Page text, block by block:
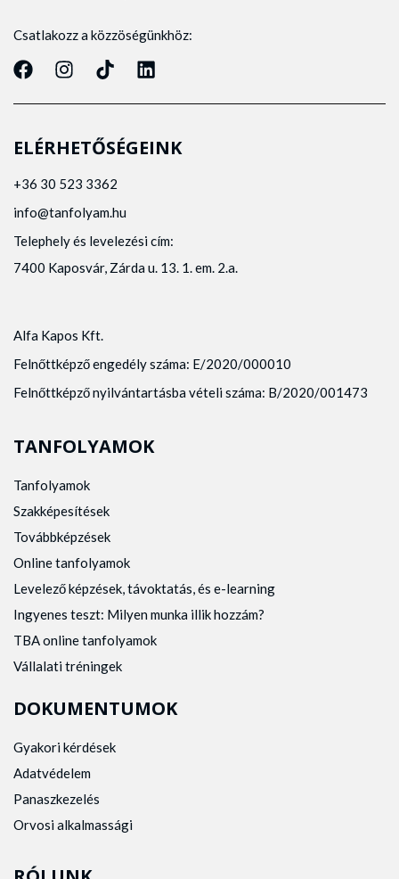
Csatlakozz a közzöségünkhöz:
ELÉRHETŐSÉGEINK
+36 30 523 3362
info@tanfolyam.hu
Telephely és levelezési cím:
7400 Kaposvár, Zárda u. 13. 1. em. 2.a.
Alfa Kapos Kft.
Felnőttképző engedély száma: E/2020/000010
Felnőttképző nyilvántartásba vételi száma: B/2020/001473
TANFOLYAMOK
Tanfolyamok
Szakképesítések
Továbbképzések
Online tanfolyamok
Levelező képzések, távoktatás, és e-learning
Ingyenes teszt: Milyen munka illik hozzám?
TBA online tanfolyamok
Vállalati tréningek
DOKUMENTUMOK
Gyakori kérdések
Adatvédelem
Panaszkezelés
Orvosi alkalmassági